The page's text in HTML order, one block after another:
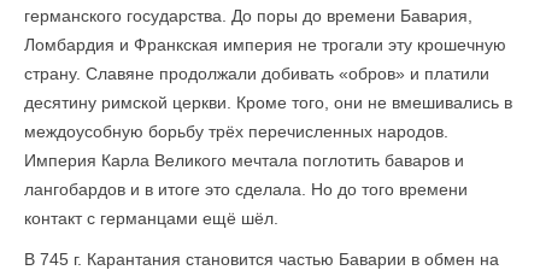
германского государства. До поры до времени Бавария,
Ломбардия и Франкская империя не трогали эту крошечную
страну. Славяне продолжали добивать «обров» и платили
десятину римской церкви. Кроме того, они не вмешивались в
междоусобную борьбу трёх перечисленных народов.
Империя Карла Великого мечтала поглотить баваров и
лангобардов и в итоге это сделала. Но до того времени
контакт с германцами ещё шёл.
В 745 г. Карантания становится частью Баварии в обмен на